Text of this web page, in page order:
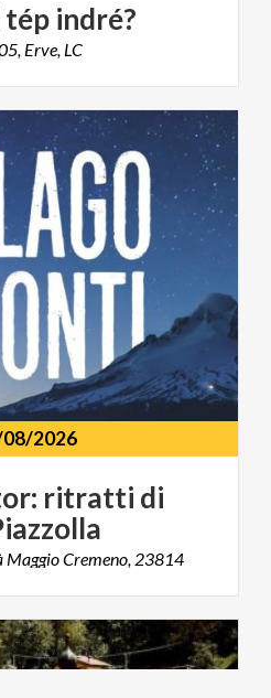
tép indré?
Erve, LC
2026
ritratti di
MaggioCremeno, 23814